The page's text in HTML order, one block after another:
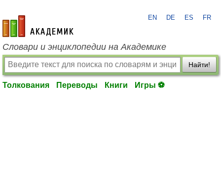
academic.ru
EN DE ES FR
Словари и энциклопедии на Академике
Найти!
Толкования Переводы Книги Игры ⚽